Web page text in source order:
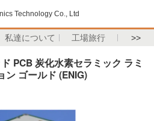
Technology Co., Ltd
私達について 工場旅行 >>
PCB 炭化水素セラミック ラミ
ン ゴールド (ENIG)